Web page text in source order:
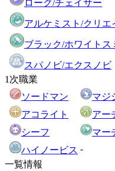
ローグ/チェイサー
アルケミスト/クリエ
ブラック/ホワイトス
スパノビ/エクスノビ
1次職業
ソードマン
マジ
アコライト
アー
シーフ
マー
ハイノービス -
一覧情報